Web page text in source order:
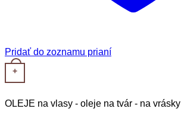
Pridať do zoznamu prianí
+
OLEJE na vlasy - oleje na tvár - na vrásky